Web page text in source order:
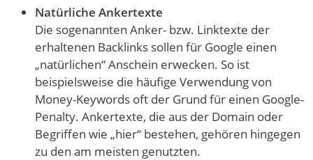
Natürliche Ankertexte
Die sogenannten Anker- bzw. Linktexte der
erhaltenen Backlinks sollen für Google einen
„natürlichen“ Anschein erwecken. So ist
beispielsweise die häufige Verwendung von
Money-Keywords oft der Grund für einen Google-
Penalty. Ankertexte, die aus der Domain oder
Begriffen wie „hier“ bestehen, gehören hingegen
zu den am meisten genutzten.